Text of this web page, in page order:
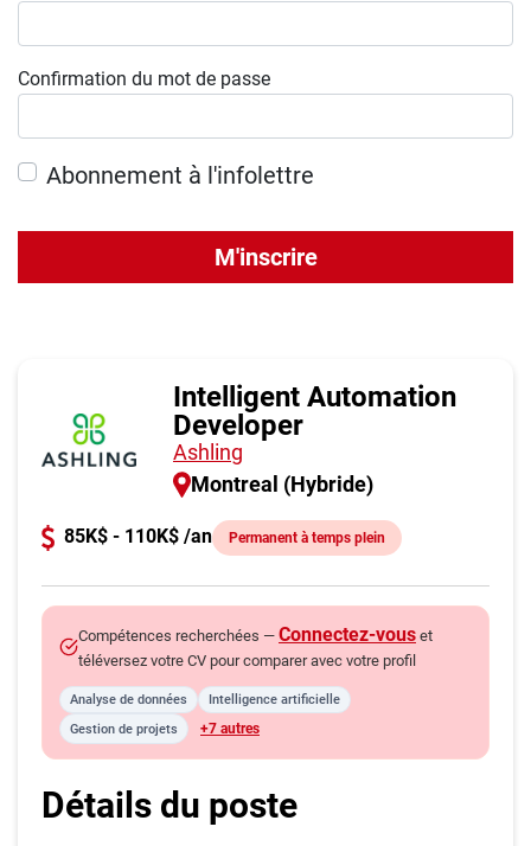
Confirmation du mot de passe
Abonnement à l'infolettre
M'inscrire
Intelligent Automation
Developer
Ashling
Montreal (Hybride)
85K$ - 110K$ /an Permanent à temps plein
Compétences recherchées — Connectez-vous et
téléversez votre CV pour comparer avec votre profil
Analyse de données
Intelligence artificielle
Gestion de projets
+7 autres
Détails du poste